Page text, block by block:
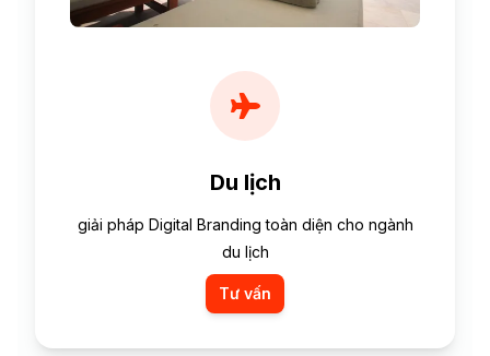
Du lịch
giải pháp Digital Branding toàn diện cho ngành
du lịch
Tư vấn